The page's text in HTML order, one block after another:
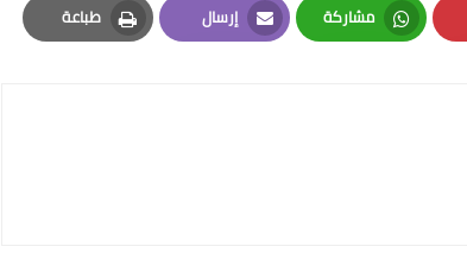
مشاركة
Whatsapp
إرسال
Email
طباعة
Print